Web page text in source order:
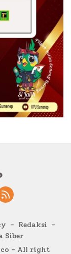
Redaksi
Siber
- All right